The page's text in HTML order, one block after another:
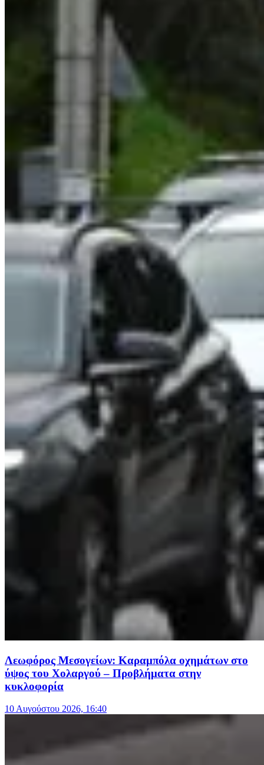
Λεωφόρος Μεσογείων: Καραμπόλα οχημάτων στο
ύψος του Χολαργού – Προβλήματα στην
κυκλοφορία
10 Αυγούστου 2026, 16:40